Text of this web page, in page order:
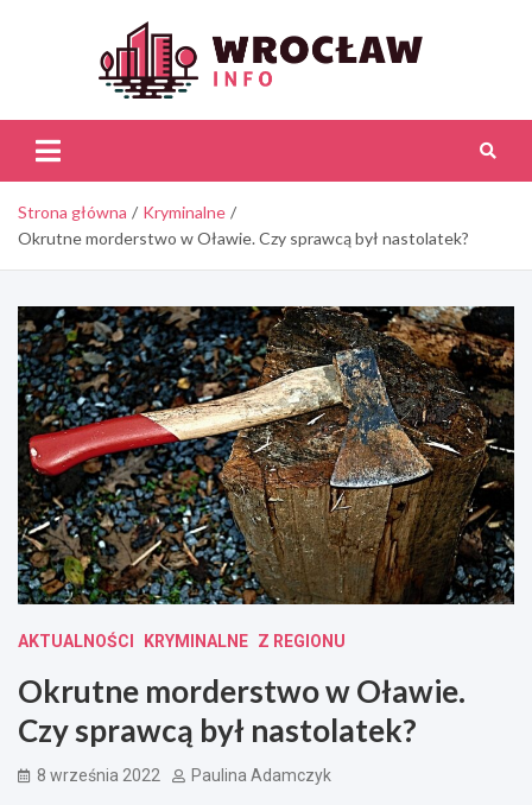
Strona główna
Kryminalne
Okrutne morderstwo w Oławie. Czy sprawcą był nastolatek?
AKTUALNOŚCI KRYMINALNE Z REGIONU
Okrutne morderstwo w Oławie.
Czy sprawcą był nastolatek?
8 września 2022 Paulina Adamczyk